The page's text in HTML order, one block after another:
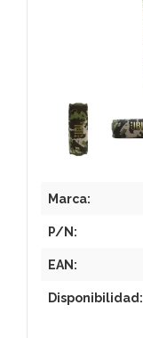
Marca:
P/N:
EAN:
Disponibilidad: